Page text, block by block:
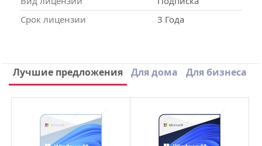
Срок лицензии
3 Года
Написать отзыв
×
Лучшие предложения Для дома Для бизнеса